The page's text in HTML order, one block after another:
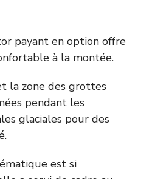
payant en option offre
à la montée.
la zone des grottes
pendant les
glaciales pour des
est si